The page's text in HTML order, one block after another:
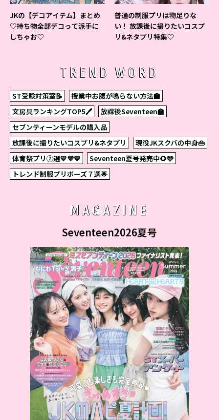
JKの【デコアイテム】まとめ
♡持ち物全部デコって派手に
しちゃお♡
普通の制服プリは物足りな
い！ 放課後に撮りたいコスプ
リ&ネタプリ特集♡
TREND WORD
ST受験対策室📝
授業中お腹が鳴らない方法🏫
文房具ランキングTOP5🖊
放課後Seventeen🏫
セブンティーンモデルの購入品
放課後に撮りたいコスプリ&ネタプリ
現役JKスクバの中身👜
体育祭プリ⑦選💛💜💙
Seventeen夏号発売中🌻🩵
トレンド制服プリポーズ７選🌟
MAGAZINE
Seventeen2026夏号